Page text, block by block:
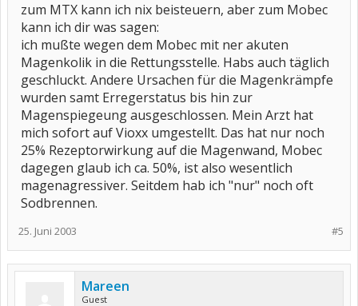
zum MTX kann ich nix beisteuern, aber zum Mobec
kann ich dir was sagen:
ich mußte wegen dem Mobec mit ner akuten
Magenkolik in die Rettungsstelle. Habs auch täglich
geschluckt. Andere Ursachen für die Magenkrämpfe
wurden samt Erregerstatus bis hin zur
Magenspiegeung ausgeschlossen. Mein Arzt hat
mich sofort auf Vioxx umgestellt. Das hat nur noch
25% Rezeptorwirkung auf die Magenwand, Mobec
dagegen glaub ich ca. 50%, ist also wesentlich
magenagressiver. Seitdem hab ich "nur" noch oft
Sodbrennen.
#5
25. Juni 2003
Mareen
Guest